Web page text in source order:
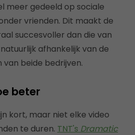
meer gedeeld op sociale
vrienden. Dit maakt de
succesvoller dan die van
afhankelijk van de
beide bedrijven.
beter
kort, maar niet elke video
te duren. TNT's Dramatic